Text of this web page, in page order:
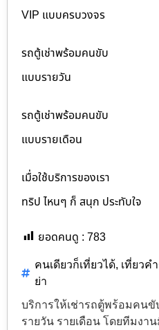
VIP แบบครบวงจร
รถตู้เช่าพร้อมคนขับ
แบบรายวัน
รถตู้เช่าพร้อมคนขับ
แบบรายเดือน
เมื่อใช้บริการของเรา
ทริป ไหนๆ ก็ สนุก ประทับใจ
ยอดคนดู : 783
คนเดียวก็เที่ยวได้, เที่ยวค
ย่า
บริการให้เช่ารถตู้พร้อมคนขั
รายวัน รายเดือน โดยทีมง